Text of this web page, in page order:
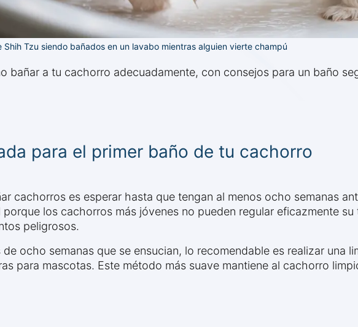
Tzu siendo bañados en un lavabo mientras alguien vierte champú
bañar a tu cachorro adecuadamente, con consejos para un baño
para el primer baño de tu cachorro
cachorros es esperar hasta que tengan al menos ocho semanas
porque los cachorros más jóvenes no pueden regular eficazmente
peligrosos.
ocho semanas que se ensucian, lo recomendable es realizar una
para mascotas. Este método más suave mantiene al cachorro